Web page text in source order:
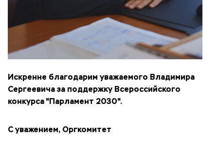
Искренне благодарим уважаемого Владимира
Сергеевича за поддержку Всероссийского
конкурса "Парламент 2030".
С уважением, Оргкомитет